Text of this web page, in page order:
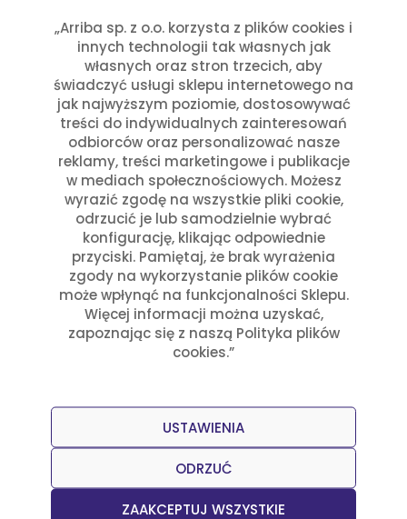
„Arriba sp. z o.o. korzysta z plików cookies i
innych technologii tak własnych jak
własnych oraz stron trzecich, aby
świadczyć usługi sklepu internetowego na
jak najwyższym poziomie, dostosowywać
treści do indywidualnych zainteresowań
odbiorców oraz personalizować nasze
reklamy, treści marketingowe i publikacje
w mediach społecznościowych. Możesz
wyrazić zgodę na wszystkie pliki cookie,
odrzucić je lub samodzielnie wybrać
konfigurację, klikając odpowiednie
przyciski. Pamiętaj, że brak wyrażenia
zgody na wykorzystanie plików cookie
może wpłynąć na funkcjonalności Sklepu.
Więcej informacji można uzyskać,
zapoznając się z naszą Polityka plików
cookies.”
ZAAKCEPTUJ WSZYSTKIE
ODRZUĆ
USTAWIENIA
czerwiec 2025
marzec 2025
styczeń 2025
Kategorie
Aktualności w Arribie(7)
Aktualności z Meksyku(7)
Ciekawostki Turystyczne(4)
Kultura i Historia Meksyku(10)
Potrawy i Gastronomia(11)
Święta Meksykańskie(7)
Święta w Polsce i Meksyku(3)
Dołącz do naszego Newslettera
Otrzymuj informacje o nowościach w sklepie oraz